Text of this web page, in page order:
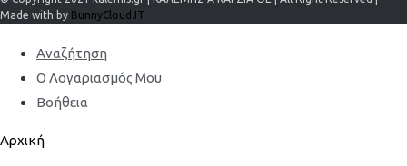
Made with by BunnyCloud.IT
Αναζήτηση
Ο Λογαριασμός Μου
Βοήθεια
Αρχική